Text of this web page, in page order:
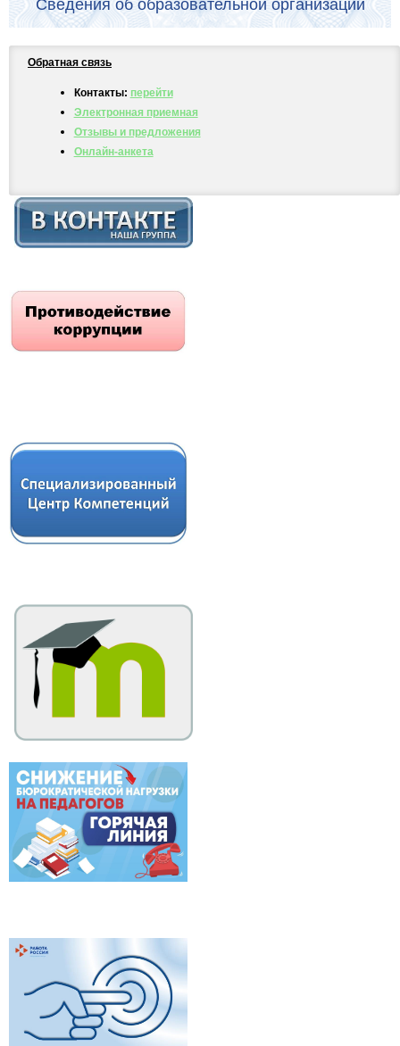
Сведения об образовательной организации
Обратная связь
Контакты: перейти
Электронная приемная
Отзывы и предложения
Онлайн-анкета